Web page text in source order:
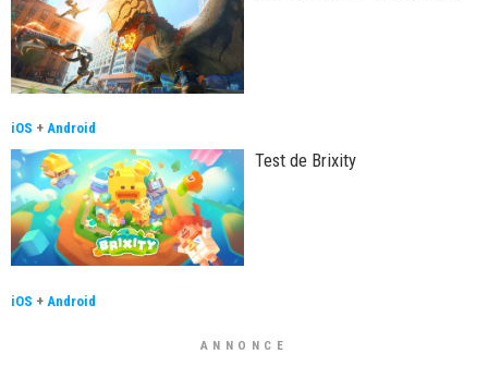
iOS + Android
Test de Brixity
iOS + Android
ANNONCE